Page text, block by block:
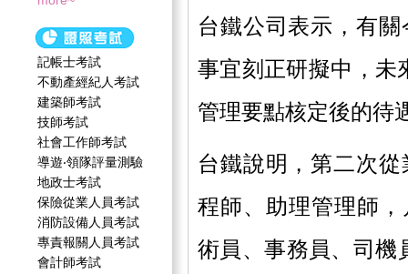
記帳士考試
不動產經紀人考試
建築師考試
技師考試
社會工作師‍考試
導遊‧領隊評量測驗
地政士考試
保險從業人員考試
消防設備人員考試
專責報關人員考試
會計師考試
台鐵公司表示，有
事宜刻正研擬中，未
管理要點核定後的待
台鐵說明，第二次
程師、助理管理師
術員、事務員、司機